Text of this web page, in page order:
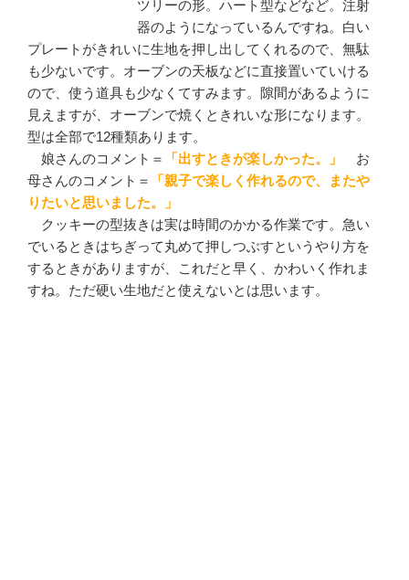
ツリーの形。ハート型などなど。注射
器のようになっているんですね。白い
プレートがきれいに生地を押し出してくれるので、無駄
も少ないです。オーブンの天板などに直接置いていける
ので、使う道具も少なくてすみます。隙間があるように
見えますが、オーブンで焼くときれいな形になります。
型は全部で12種類あります。
娘さんのコメント＝
「出すときが楽しかった。」
お
母さんのコメント＝
「親子で楽しく作れるので、またや
りたいと思いました。」
クッキーの型抜きは実は時間のかかる作業です。急い
でいるときはちぎって丸めて押しつぶすというやり方を
するときがありますが、これだと早く、かわいく作れま
すね。ただ硬い生地だと使えないとは思います。